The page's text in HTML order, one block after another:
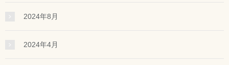
2024年8月
2024年4月